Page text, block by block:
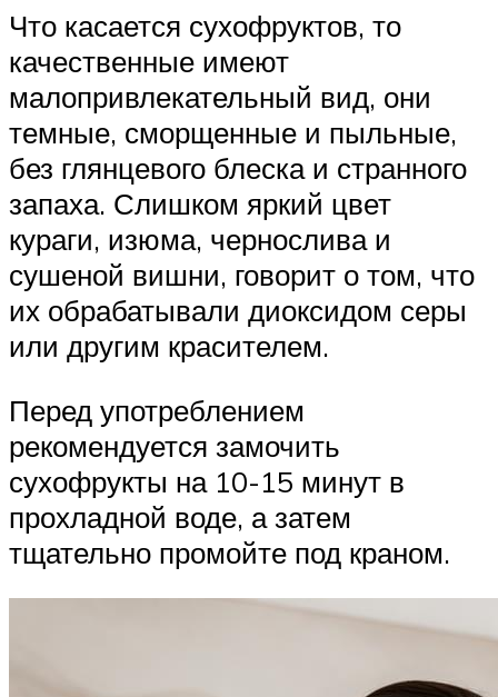
Что касается сухофруктов, то
качественные имеют
малопривлекательный вид, они
темные, сморщенные и пыльные,
без глянцевого блеска и странного
запаха. Слишком яркий цвет
кураги, изюма, чернослива и
сушеной вишни, говорит о том, что
их обрабатывали диоксидом серы
или другим красителем.
Перед употреблением
рекомендуется замочить
сухофрукты на 10-15 минут в
прохладной воде, а затем
тщательно промойте под краном.